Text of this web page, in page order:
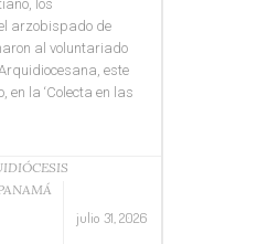
los
arzobispado de
al voluntariado
este
en la ‘Colecta en las
julio 31, 2026